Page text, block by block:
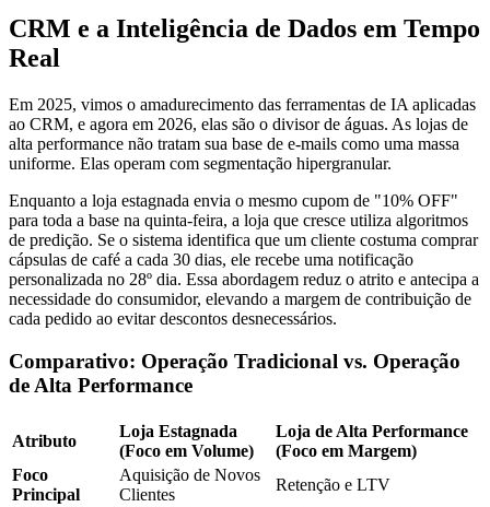
CRM e a Inteligência de Dados em Tempo
Real
Em 2025, vimos o amadurecimento das ferramentas de IA aplicadas
ao CRM, e agora em 2026, elas são o divisor de águas. As lojas de
alta performance não tratam sua base de e-mails como uma massa
uniforme. Elas operam com segmentação hipergranular.
Enquanto a loja estagnada envia o mesmo cupom de "10% OFF"
para toda a base na quinta-feira, a loja que cresce utiliza algoritmos
de predição. Se o sistema identifica que um cliente costuma comprar
cápsulas de café a cada 30 dias, ele recebe uma notificação
personalizada no 28º dia. Essa abordagem reduz o atrito e antecipa a
necessidade do consumidor, elevando a margem de contribuição de
cada pedido ao evitar descontos desnecessários.
Comparativo: Operação Tradicional vs. Operação
de Alta Performance
Atributo
Loja Estagnada
(Foco em Volume)
Loja de Alta Performance
(Foco em Margem)
Foco
Principal
Aquisição de Novos
Clientes
Retenção e LTV